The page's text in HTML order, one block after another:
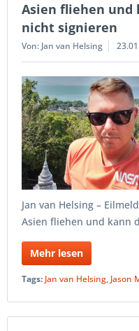
Asien fliehen und
nicht signieren
Von: Jan van Helsing
Jan van Helsing –
Asien fliehen und kann
Mehr lesen
Tags: Jan van Helsing, Jason